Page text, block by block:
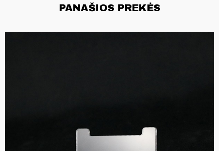
PANAŠIOS PREKĖS